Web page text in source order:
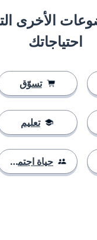
الأخرى
احتياجاتك
تسوّق
تعليم
حياة اجتماعية